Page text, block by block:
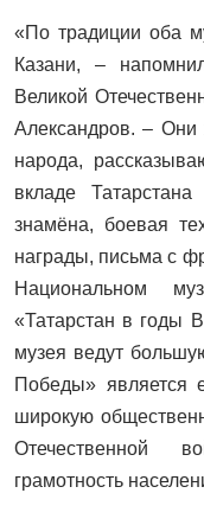
«По традиции оба
Казани, –
Великой
Александров. – Они
народа,
вкладе
знамёна, боевая
награды, письма с
Национальном
«Татарстан в годы
музея ведут
Победы» является
широкую
Отечественной
грамотность